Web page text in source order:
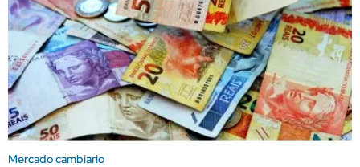
Mercado cambiario